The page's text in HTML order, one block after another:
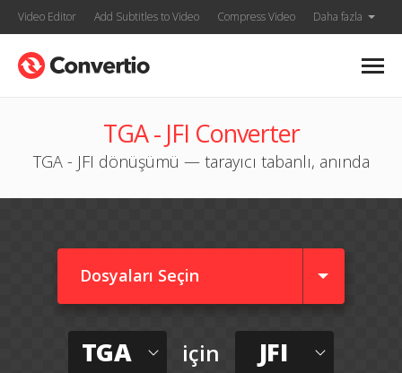
Video Editor Add Subtitles to Video Compress Video Daha fazla
TGA - JFI Converter
TGA - JFI dönüşümü — tarayıcı tabanlı, anında
Dosyaları Seçin
TGA için JFI